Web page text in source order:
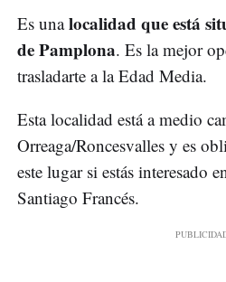
Es unalocalidad que está
de Pamplona. Es la mejor
trasladarte a la Edad Media.
Esta localidad está a medio
Orreaga/Roncesvalles y es
este lugar si estás interesado
Santiago Francés.